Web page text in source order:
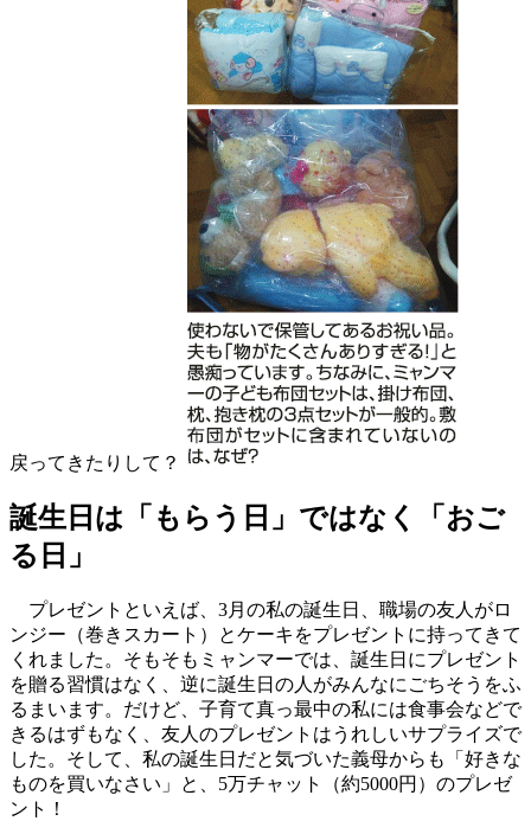
戻ってきたりして？
誕生日は「もらう日」ではなく「おご
る日」
プレゼントといえば、3月の私の誕生日、職場の友人がロ
ンジー（巻きスカート）とケーキをプレゼントに持ってきて
くれました。そもそもミャンマーでは、誕生日にプレゼント
を贈る習慣はなく、逆に誕生日の人がみんなにごちそうをふ
るまいます。だけど、子育て真っ最中の私には食事会などで
きるはずもなく、友人のプレゼントはうれしいサプライズで
した。そして、私の誕生日だと気づいた義母からも「好きな
ものを買いなさい」と、5万チャット（約5000円）のプレゼ
ント！